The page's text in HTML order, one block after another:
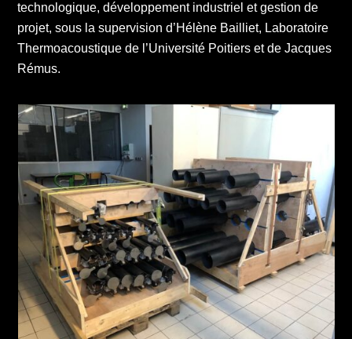
technologique, développement industriel et gestion de
projet, sous la supervision d’Hélène Bailliet, Laboratoire
Thermoacoustique de l’Université Poitiers et de Jacques
Rémus.